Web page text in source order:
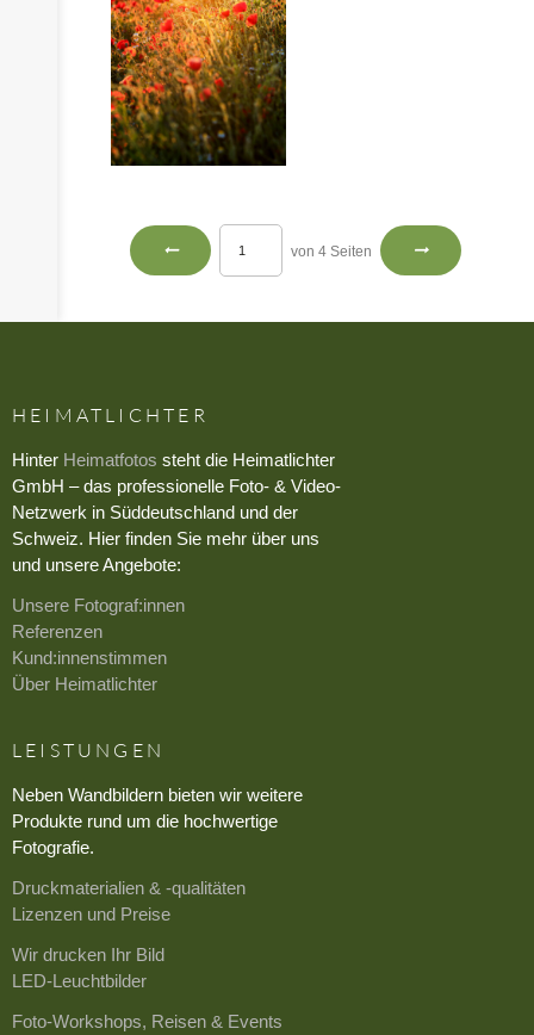
von 4 Seiten
HEIMATLICHTER
Hinter Heimatfotos steht die Heimatlichter
GmbH – das professionelle Foto- & Video-
Netzwerk in Süddeutschland und der
Schweiz. Hier finden Sie mehr über uns
und unsere Angebote:
Unsere Fotograf:innen
Referenzen
Kund:innenstimmen
Über Heimatlichter
LEISTUNGEN
Neben Wandbildern bieten wir weitere
Produkte rund um die hochwertige
Fotografie.
Druckmaterialien & -qualitäten
Lizenzen und Preise
Wir drucken Ihr Bild
LED-Leuchtbilder
Foto-Workshops, Reisen & Events